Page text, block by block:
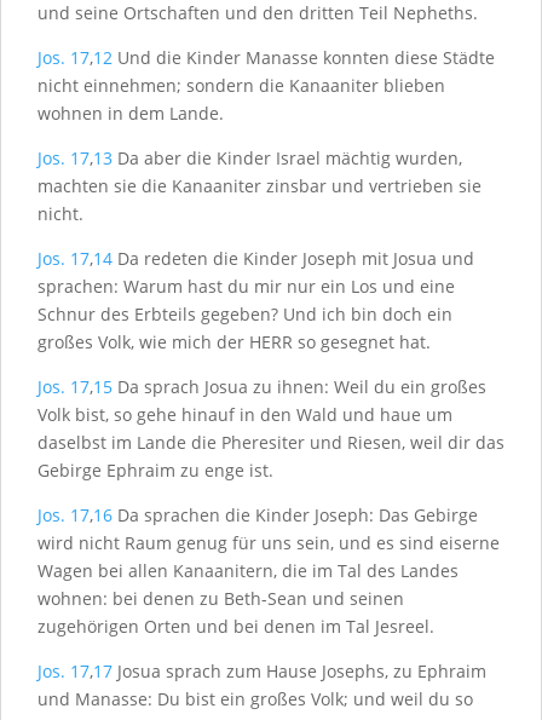
und seine Ortschaften und den dritten Teil Nepheths.
Jos. 17,12 Und die Kinder Manasse konnten diese Städte
nicht einnehmen; sondern die Kanaaniter blieben
wohnen in dem Lande.
Jos. 17,13 Da aber die Kinder Israel mächtig wurden,
machten sie die Kanaaniter zinsbar und vertrieben sie
nicht.
Jos. 17,14 Da redeten die Kinder Joseph mit Josua und
sprachen: Warum hast du mir nur ein Los und eine
Schnur des Erbteils gegeben? Und ich bin doch ein
großes Volk, wie mich der HERR so gesegnet hat.
Jos. 17,15 Da sprach Josua zu ihnen: Weil du ein großes
Volk bist, so gehe hinauf in den Wald und haue um
daselbst im Lande die Pheresiter und Riesen, weil dir das
Gebirge Ephraim zu enge ist.
Jos. 17,16 Da sprachen die Kinder Joseph: Das Gebirge
wird nicht Raum genug für uns sein, und es sind eiserne
Wagen bei allen Kanaanitern, die im Tal des Landes
wohnen: bei denen zu Beth-Sean und seinen
zugehörigen Orten und bei denen im Tal Jesreel.
Jos. 17,17 Josua sprach zum Hause Josephs, zu Ephraim
und Manasse: Du bist ein großes Volk; und weil du so